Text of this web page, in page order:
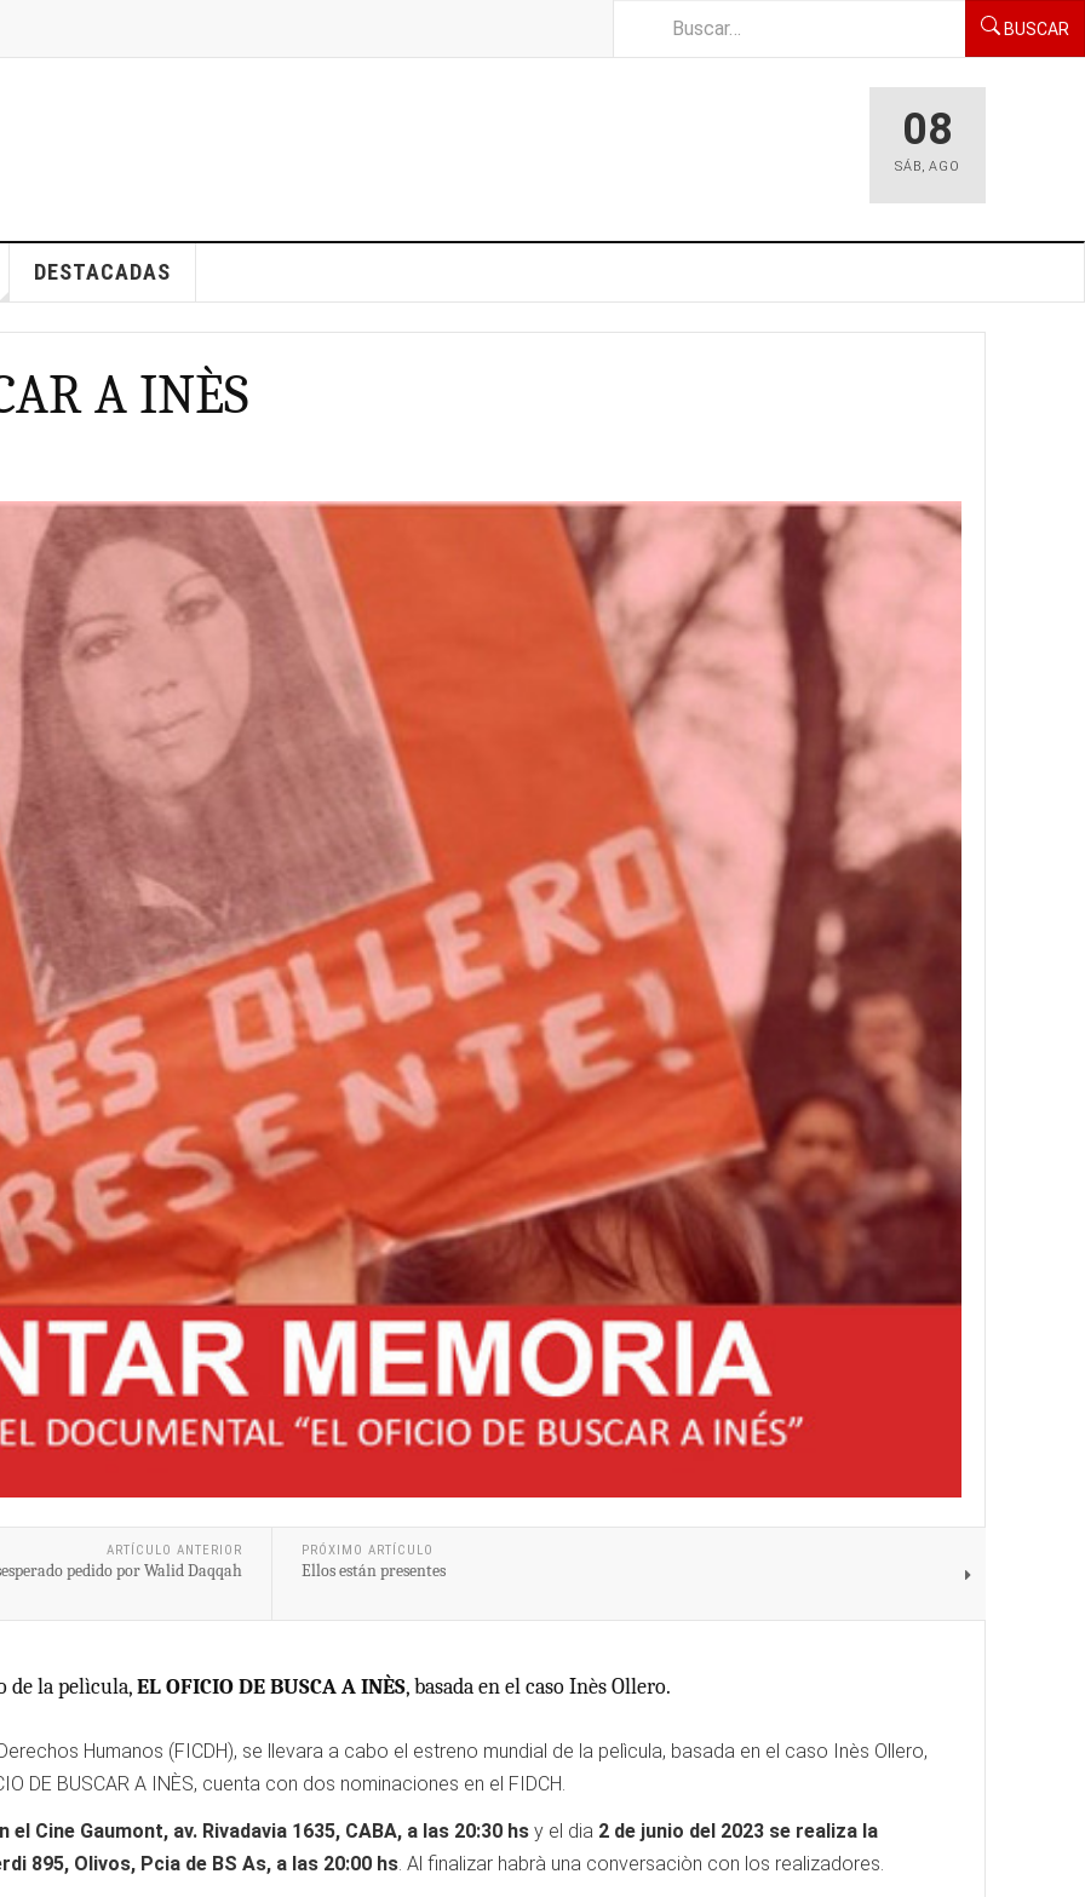
BUSCAR
08
SÁB, AGO
DESTACADAS
A INÈS
ARTÍCULO ANTERIOR
pedido por Walid Daqqah
PRÓXIMO ARTÍCULO
Ellos están presentes
de la pelìcula,EL OFICIO DE BUSCA A INÈS, basada en el caso Inès Ollero.
Humanos (FICDH), se llevara a cabo el estreno mundial de la pelìcula, basada en el caso Inès Ollero,
DE BUSCAR A INÈS, cuenta con dos nominaciones en el FIDCH.
Cine Gaumont, av. Rivadavia 1635, CABA, a las 20:30 hs y el dia 2 de junio del 2023 se realiza la
895, Olivos, Pcia de BS As, a las 20:00 hs . Al finalizar habrà una conversaciòn con los realizadores.